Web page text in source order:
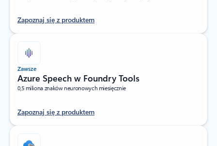
Zapoznaj się z produktem
Zawsze
Azure Speech w Foundry Tools
0,5 miliona znaków neuronowych miesięcznie
Zapoznaj się z produktem